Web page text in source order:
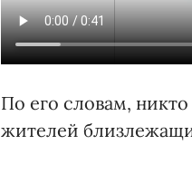
По его словам,
жителей